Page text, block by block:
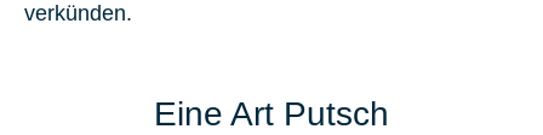
verkünden.
Eine Art Putsch